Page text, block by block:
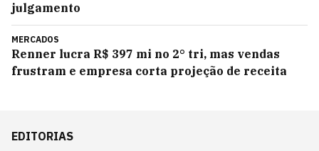
julgamento
MERCADOS
Renner lucra R$ 397 mi no 2° tri, mas vendas
frustram e empresa corta projeção de receita
EDITORIAS